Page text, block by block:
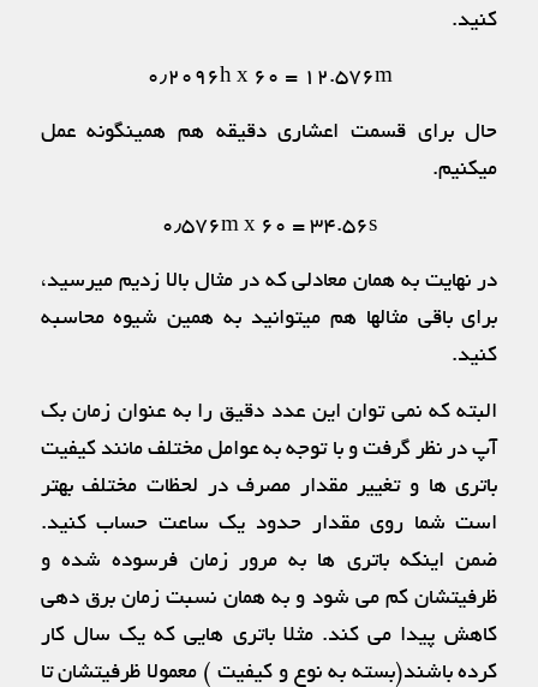
کنید.
۰٫۲۰۹۶h x 60 = 12.576m
حال برای قسمت اعشاری دقیقه هم همینگونه عمل
میکنیم.
۰٫۵۷۶m x 60 = 34.56s
در نهایت به همان معادلی که در مثال بالا زدیم میرسید،
برای باقی مثالها هم میتوانید به همین شیوه محاسبه
کنید.
البته که نمی توان این عدد دقیق را به عنوان زمان بک
آپ در نظر گرفت و با توجه به عوامل مختلف مانند کیفیت
باتری ها و تغییر مقدار مصرف در لحظات مختلف بهتر
است شما روی مقدار حدود یک ساعت حساب کنید.
ضمن اینکه باتری ها به مرور زمان فرسوده شده و
ظرفیتشان کم می شود و به همان نسبت زمان برق دهی
کاهش پیدا می کند. مثلا باتری هایی که یک سال کار
کرده باشند(بسته به نوع و کیفیت ) معمولا ظرفیتشان تا